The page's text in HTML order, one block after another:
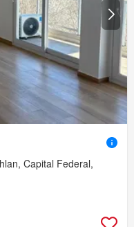
Capital Federal,